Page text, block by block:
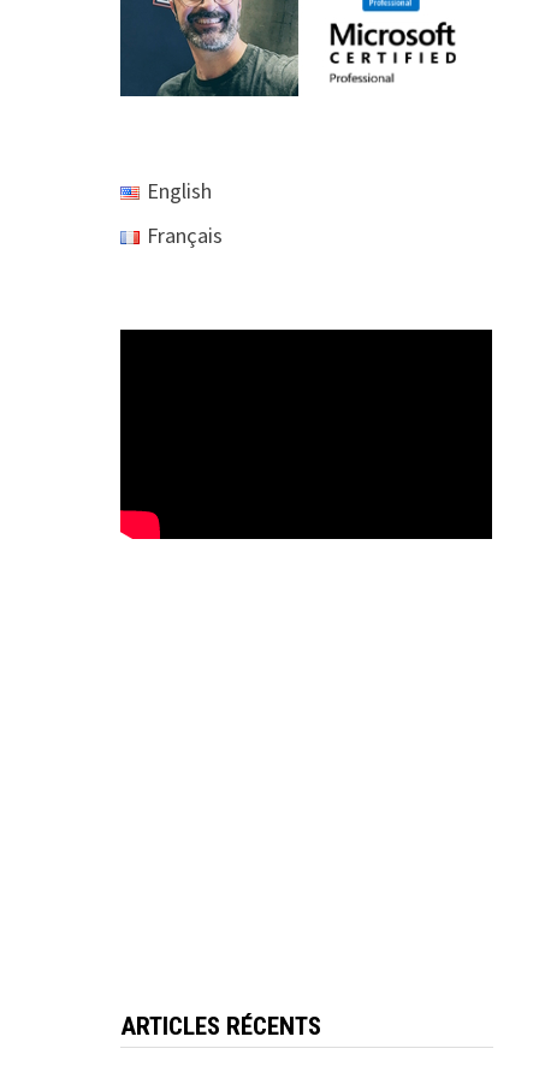
English
Français
ARTICLES RÉCENTS